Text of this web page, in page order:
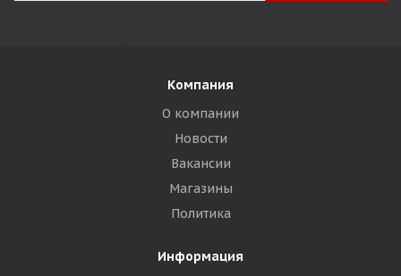
Компания
О компании
Новости
Вакансии
Магазины
Политика
Информация